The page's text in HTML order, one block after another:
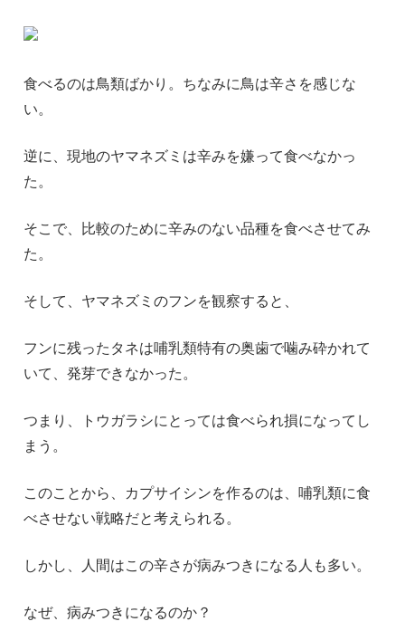
食べるのは鳥類ばかり。ちなみに鳥は辛さを感じな
い。
逆に、現地のヤマネズミは辛みを嫌って食べなかっ
た。
そこで、比較のために辛みのない品種を食べさせてみ
た。
そして、ヤマネズミのフンを観察すると、
フンに残ったタネは哺乳類特有の奥歯で噛み砕かれて
いて、発芽できなかった。
つまり、トウガラシにとっては食べられ損になってし
まう。
このことから、カプサイシンを作るのは、哺乳類に食
べさせない戦略だと考えられる。
しかし、人間はこの辛さが病みつきになる人も多い。
なぜ、病みつきになるのか？